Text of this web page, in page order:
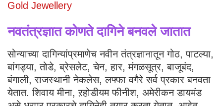
Gold Jewellery
नवतंत्रज्ञात कोणते दागिने बनवले जातात
सोन्याच्या दागिन्यांप्रमाणेच नवीन तंत्रज्ञानातून गोठ, पाटल्या,
बांगड्या, तोडे, ब्रेसलेट, चेन, हार, मंगळसूत्र, बाजूबंद,
बंगाली, राजस्थानी नेकलेस, लफ्फा वगैरे सर्व प्रकार बनवता
येतात. शिवाय मीना, ऱहोडीयम फीनीश, अमेरीकन डायमंड